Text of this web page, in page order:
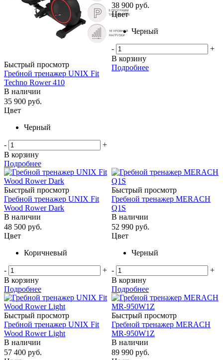
Быстрый просмотр
Гребной тренажер UNIX Fit
Techno Rower 410
В наличии
35 900 руб.
Цвет
Черный
-
+
В корзину
Подробнее
38 900 руб.
Цвет
Черный
-
+
В корзину
Подробнее
Быстрый просмотр
Гребной тренажер UNIX Fit
Wood Rower Dark
В наличии
48 500 руб.
Цвет
Коричневый
-
+
В корзину
Подробнее
Быстрый просмотр
Гребной тренажер MERACH
Q1S
В наличии
52 990 руб.
Цвет
Черный
-
+
В корзину
Подробнее
Быстрый просмотр
Гребной тренажер UNIX Fit
Wood Rower Light
В наличии
57 400 руб.
Быстрый просмотр
Гребной тренажер MERACH
MR-950W1Z
В наличии
89 990 руб.